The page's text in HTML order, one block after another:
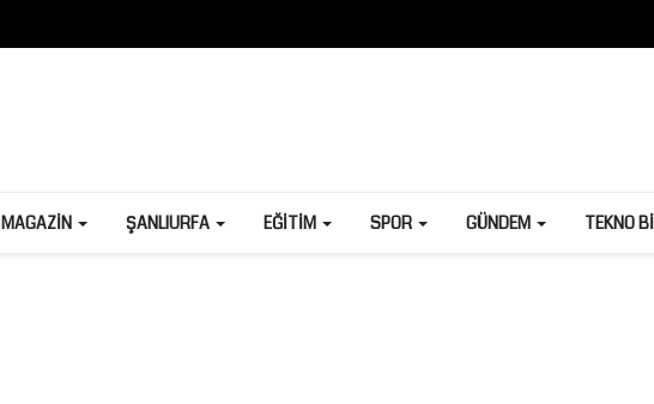
MAGAZIN ŞANLIURFA EĞITIM SPOR GÜNDEM TEKNO